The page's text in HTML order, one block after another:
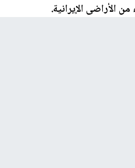
الأراضى الإيرانية.